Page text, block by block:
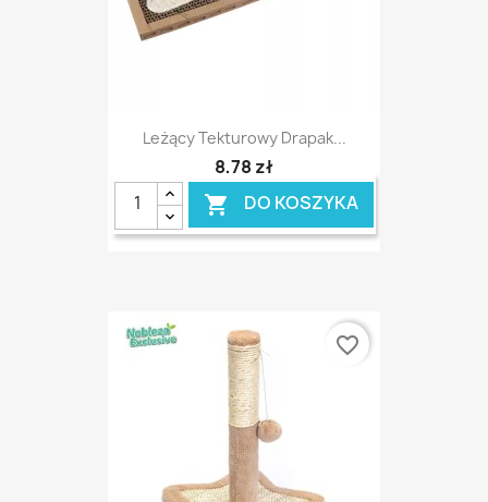
Leżący Tekturowy Drapak...
8,78 zł
 DO KOSZYKA
favorite_border